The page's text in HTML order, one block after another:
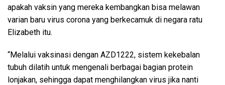
apakah vaksin yang mereka kembangkan bisa melawan
varian baru virus corona yang berkecamuk di negara ratu
Elizabeth itu.
“Melalui vaksinasi dengan AZD1222, sistem kekebalan
tubuh dilatih untuk mengenali berbagai bagian protein
lonjakan, sehingga dapat menghilangkan virus jika nanti